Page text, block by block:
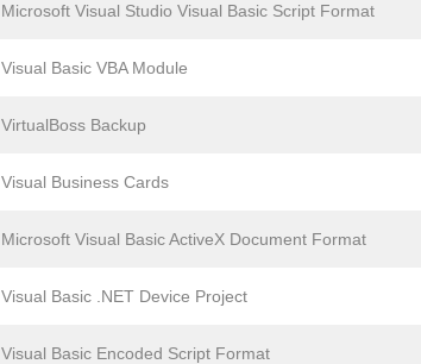
Microsoft Visual Studio Visual Basic Script Format
Visual Basic VBA Module
VirtualBoss Backup
Visual Business Cards
Microsoft Visual Basic ActiveX Document Format
Visual Basic .NET Device Project
Visual Basic Encoded Script Format